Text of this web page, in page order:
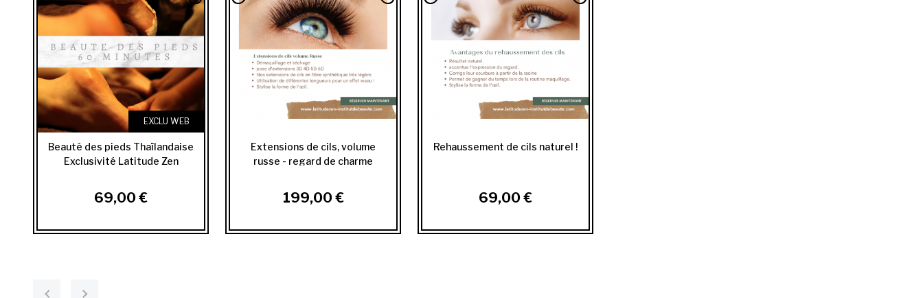
EXCLU WEB
Beauté des pieds Thaïlandaise
Exclusivité Latitude Zen
69,00 €
Extensions de cils, volume
russe - regard de charme
199,00 €
Rehaussement de cils naturel !
69,00 €